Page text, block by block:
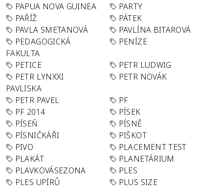
PAPUA NOVA GUINEA
PARTY
PAŘÍŽ
PÁTEK
PAVLA SMETANOVÁ
PAVLÍNA BITAROVÁ
PEDAGOGICKÁ
FAKULTA
PENÍZE
PETICE
PETR LUDWIG
PETR LYNXXI
PAVLISKA
PETR NOVÁK
PETR PAVEL
PF
PF 2014
PÍSEK
PÍSEŇ
PÍSNĚ
PÍSNIČKÁŘI
PIŠKOT
PIVO
PLACEMENT TEST
PLAKÁT
PLANETÁRIUM
PLAVKOVÁSEZONA
PLES
PLES UPÍRŮ
PLUS SIZE